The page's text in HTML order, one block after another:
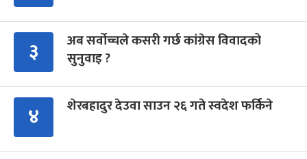
३
अब सर्वोच्चले कसरी गर्छ कांग्रेस विवादको
सुनुवाइ ?
४ शेरबहादुर देउवा साउन २६ गते स्वदेश फर्किने